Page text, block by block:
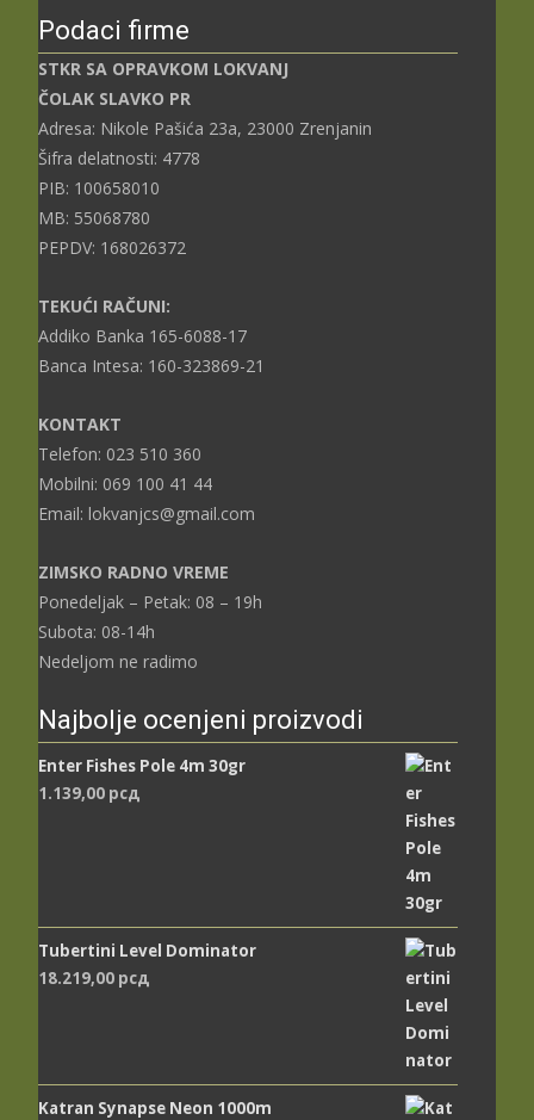
Podaci firme
STKR SA OPRAVKOM LOKVANJ
ČOLAK SLAVKO PR
Adresa: Nikole Pašića 23a, 23000 Zrenjanin
Šifra delatnosti: 4778
PIB: 100658010
MB: 55068780
PEPDV: 168026372
TEKUĆI RAČUNI:
Addiko Banka 165-6088-17
Banca Intesa: 160-323869-21
KONTAKT
Telefon: 023 510 360
Mobilni: 069 100 41 44
Email: lokvanjcs@gmail.com
ZIMSKO RADNO VREME
Ponedeljak – Petak: 08 – 19h
Subota: 08-14h
Nedeljom ne radimo
Najbolje ocenjeni proizvodi
Enter Fishes Pole 4m 30gr
1.139,00 рсд
Tubertini Level Dominator
18.219,00 рсд
Katran Synapse Neon 1000m